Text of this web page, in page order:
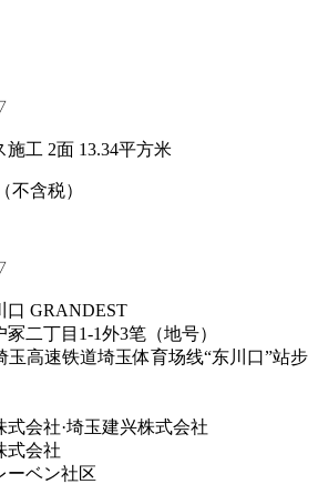
施工 2面 13.34平方米
不含税）
口 GRANDEST
二丁目1-1外3笔（地号）
玉高速铁道埼玉体育场线“东川口”站步
会社·埼玉建兴株式会社
式会社
ーベン社区